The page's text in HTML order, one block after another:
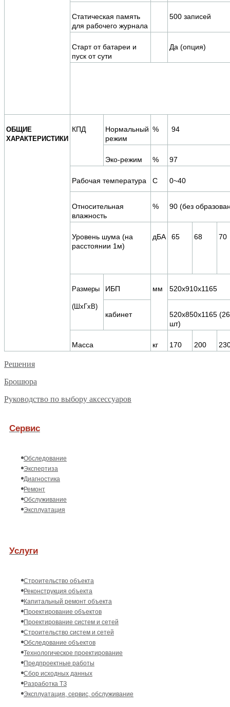
Статическая память
для рабочего журнала
500 записей
Старт от батареи и
пуск от сути
Да (опция)
ОБЩИЕ
ХАРАКТЕРИСТИКИ
КПД
Нормальный
режим
% 94
Эко-режим % 97
Рабочая температура C 0~40
Относительная
влажность
% 90 (без
Уровень шума (на
расстоянии 1м)
дБА 65 68 70
Размеры
(ШxГxВ)
ИБП мм 520х910х1165
кабинет
520х850х1165
шт)
Масса кг 170 200
Решения
Брошюра
Руководство по выбору аксессуаров
Сервис
Обследование
Экспертиза
Диагностика
Ремонт
Обслуживание
Эксплуатация
Услуги
Строительство объекта
Реконструкция объекта
Капитальный ремонт объекта
Проектирование объектов
Проектирование систем и сетей
Строительство систем и сетей
Обследование объектов
Технологическое проектирование
Предпроектные работы
Сбор исходных данных
Разработка ТЗ
Эксплуатация, сервис, обслуживание